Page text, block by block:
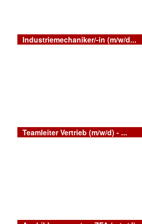
Industriemechaniker/-in (m/w/d...
Teamleiter Vertrieb (m/w/d) - ...